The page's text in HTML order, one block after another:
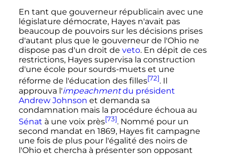
En tant que gouverneur républicain avec une
législature démocrate, Hayes n'avait pas
beaucoup de pouvoirs sur les décisions prises
d'autant plus que le gouverneur de l'Ohio ne
dispose pas d'un droit de veto. En dépit de ces
restrictions, Hayes supervisa la construction
d'une école pour sourds-muets et une
réforme de l'éducation des filles[72]. Il
approuva l'impeachmentdu président
Andrew Johnson et demanda sa
condamnation mais la procédure échoua au
Sénat à une voix près[73]. Nommé pour un
second mandat en 1869, Hayes fit campagne
une fois de plus pour l'égalité des noirs de
l'Ohio et chercha à présenter son opposant